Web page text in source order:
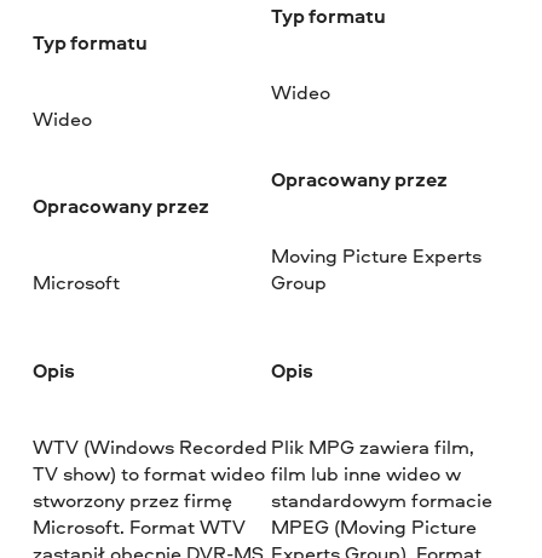
Typ formatu
Wideo
Opracowany przez
Microsoft
Opis
WTV (Windows Recorded
TV show) to format wideo
stworzony przez firmę
Microsoft. Format WTV
Typ formatu
Wideo
Opracowany przez
Moving Picture Experts
Group
Opis
Plik MPG zawiera film,
film lub inne wideo w
standardowym formacie
MPEG (Moving Picture